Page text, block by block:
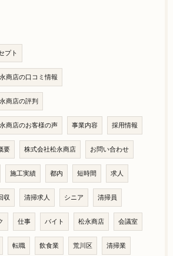
プト
商店の口コミ情報
商店の評判
商店のお客様の声 事業内容 採用情報
要 株式会社松永商店 お問い合わせ
施工実績 都内 短時間 求人
収 清掃求人 シニア 清掃員
仕事 バイト 松永商店 会議室
転職 飲食業 荒川区 清掃業